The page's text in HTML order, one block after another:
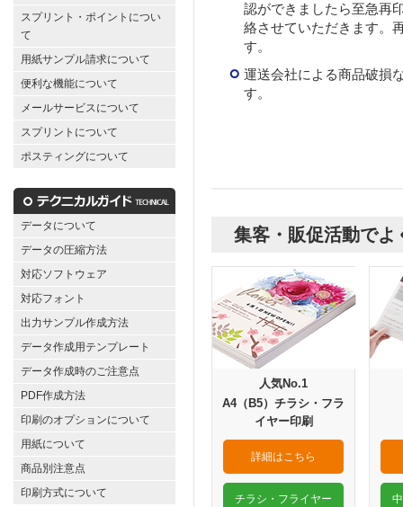
スプリント・ポイントについ
て
用紙サンプル請求について
便利な機能について
メールサービスについて
スプリントについて
ポスティングについて
データについて
データの圧縮方法
対応ソフトウェア
対応フォント
出力サンプル作成方法
データ作成用テンプレート
データ作成時のご注意点
PDF作成方法
印刷のオプションについて
用紙について
商品別注意点
印刷方式について
認ができましたら至急再
絡させていただきます。
す。
運送会社による商品破損
す。
集客・販促活動でよ
人気No.1
A4（B5）チラシ・フラ
イヤー印刷
詳細はこちら
チラシ・フライヤー